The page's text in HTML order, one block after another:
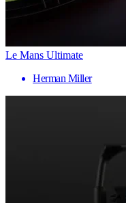
Le Mans Ultimate
Herman Miller